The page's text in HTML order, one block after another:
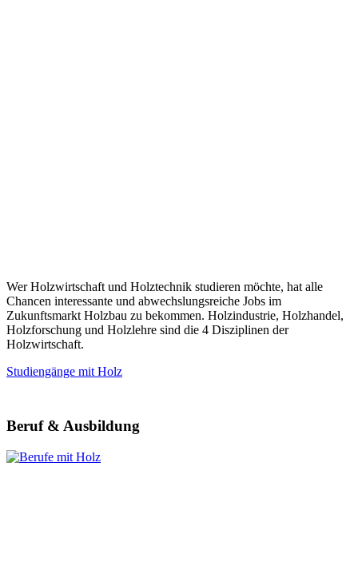
Wer Holzwirtschaft und Holztechnik studieren möchte, hat alle
Chancen interessante und abwechslungsreiche Jobs im
Zukunftsmarkt Holzbau zu bekommen. Holzindustrie, Holzhandel,
Holzforschung und Holzlehre sind die 4 Disziplinen der
Holzwirtschaft.
Studiengänge mit Holz
Beruf & Ausbildung